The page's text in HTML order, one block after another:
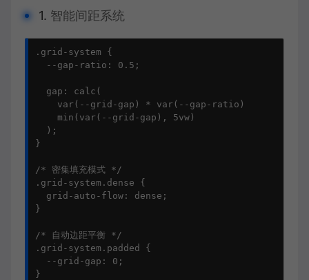
1. 智能间距系统
.grid-system {
  --gap-ratio: 0.5;
  gap: calc(
    var(--grid-gap) * var(--gap-ratio)
    min(var(--grid-gap), 5vw)
  );
}
/* 密集填充模式 */
.grid-system.dense {
  grid-auto-flow: dense;
}
/* 自动边距平衡 */
.grid-system.padded {
  --grid-gap: 0;
}